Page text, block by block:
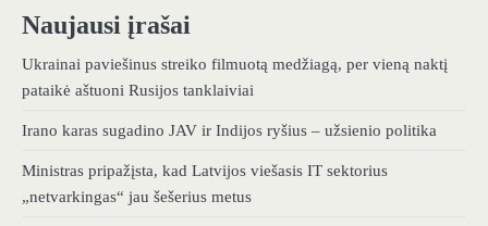
Naujausi įrašai
Ukrainai paviešinus streiko filmuotą medžiagą, per vieną naktį
pataikė aštuoni Rusijos tanklaiviai
Irano karas sugadino JAV ir Indijos ryšius – užsienio politika
Ministras pripažįsta, kad Latvijos viešasis IT sektorius
„netvarkingas“ jau šešerius metus